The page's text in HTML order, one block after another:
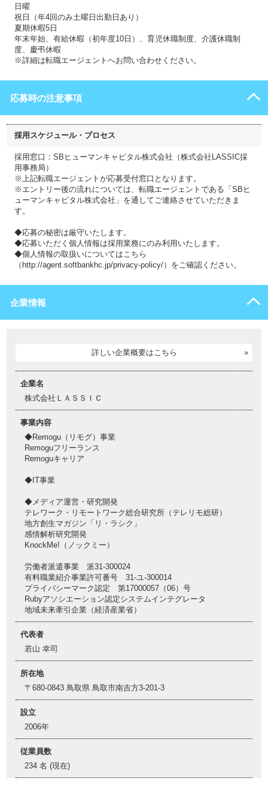
日曜
祝日（年4回のみ土曜日出勤日あり）
夏期休暇5日
年末年始、有給休暇（初年度10日）、育児休職制度、介護休職制
度、慶弔休暇
※詳細は転職エージェントへお問い合わせください。
応募時の注意事項
採用スケジュール・プロセス
採用窓口：SBヒューマンキャピタル株式会社（株式会社LASSIC採
用事務局）
※上記転職エージェントが応募受付窓口となります。
※エントリー後の流れについては、転職エージェントである「SBヒ
ューマンキャピタル株式会社」を通してご連絡させていただきま
す。
◆応募の秘密は厳守いたします。
◆応募いただく個人情報は採用業務にのみ利用いたします。
◆個人情報の取扱いについてはこちら
（http://agent.softbankhc.jp/privacy-policy/）をご確認ください。
企業情報
詳しい企業概要はこちら
企業名
株式会社ＬＡＳＳＩＣ
事業内容
◆Remogu（リモグ）事業
Remoguフリーランス
Remoguキャリア
◆IT事業
◆メディア運営・研究開発
テレワーク・リモートワーク総合研究所（テレリモ総研）
地方創生マガジン「リ・ラシク」
感情解析研究開発
KnockMe!（ノックミー）
労働者派遣事業 派31-300024
有料職業紹介事業許可番号 31-ユ-300014
プライバシーマーク認定 第17000057（06）号
Rubyアソシエーション認定システムインテグレータ
地域未来牽引企業（経済産業省）
代表者
若山 幸司
所在地
〒680-0843 鳥取県 鳥取市南吉方3-201-3
設立
2006年
従業員数
234 名 (現在)